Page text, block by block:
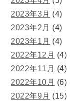
2023年3月 (4)
2023年2月 (4)
2023年1月 (4)
2022年12月 (4)
2022年11月 (4)
2022年10月 (6)
2022年9月 (15)